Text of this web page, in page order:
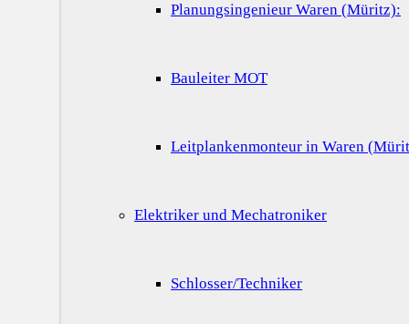
Planungsingenieur Waren (Müritz):
Bauleiter MOT
Leitplankenmonteur in Waren
Elektriker und Mechatroniker
Schlosser/Techniker